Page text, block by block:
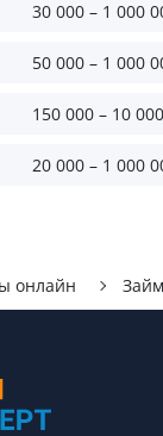
30 000 – 1 000
50 000 – 1 000
150 000 – 10
20 000 – 1 000
онлайн